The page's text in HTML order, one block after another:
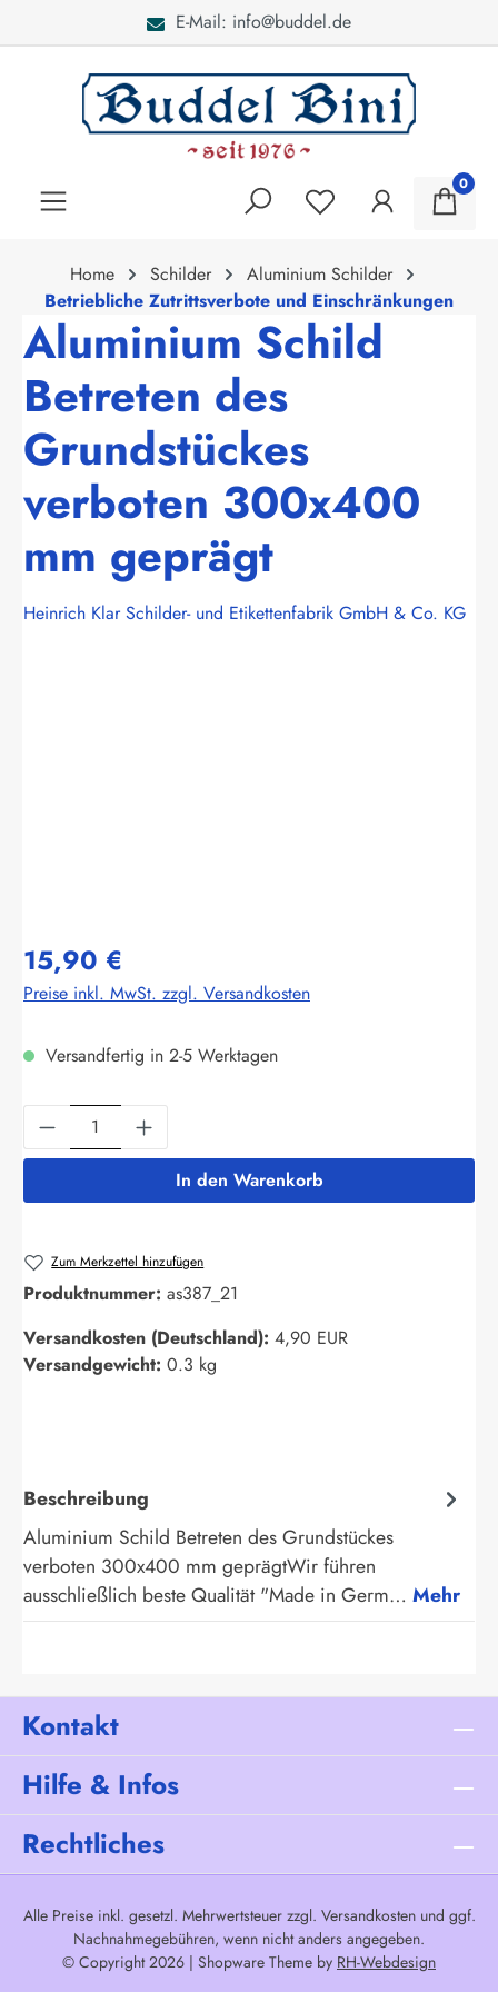
E-Mail: info@buddel.de
0
Home Schilder
Aluminium Schilder
Betriebliche Zutrittsverbote und Einschränkungen
Aluminium Schild
Betreten des
Grundstückes
verboten 300x400
mm geprägt
Heinrich Klar Schilder- und Etikettenfabrik GmbH & Co. KG
15,90 €
Preise inkl. MwSt. zzgl. Versandkosten
Versandfertig in 2-5 Werktagen
Produkt Anzahl: Gib den gewünschten
In den Warenkorb
Zum Merkzettel hinzufügen
Produktnummer: as387_21
Versandkosten (Deutschland): 4,90 EUR
Versandgewicht: 0.3 kg
Beschreibung
Aluminium Schild Betreten des Grundstückes
verboten 300x400 mm geprägtWir führen
ausschließlich beste Qualität "Made in Germ… Mehr
Kontakt
Hilfe & Infos
Rechtliches
Alle Preise inkl. gesetzl. Mehrwertsteuer zzgl. Versandkostenund ggf.
Nachnahmegebühren, wenn nicht anders angegeben.
© Copyright 2026 | Shopware Theme by RH-Webdesign